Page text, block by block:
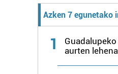
Azken 7 egunetako
1
aurten